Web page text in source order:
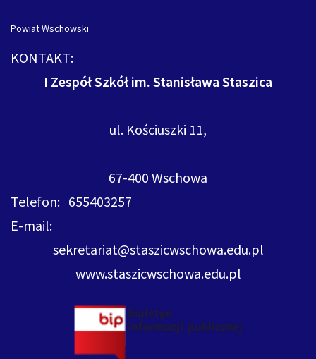
Powiat Wschowski
KONTAKT:
I Zespół Szkół im. Stanisława Staszica
ul. Kościuszki 11,
67-400 Wschowa
Telefon: 655403257
E-mail:
sekretariat@staszicwschowa.edu.pl
www.staszicwschowa.edu.pl